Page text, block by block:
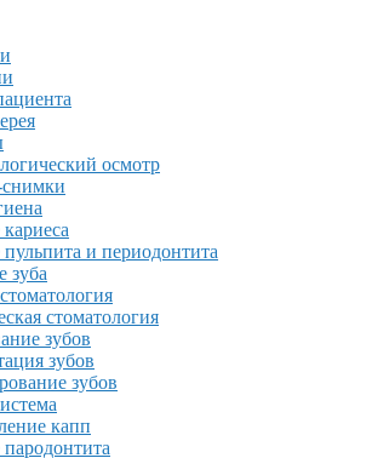
осмотр
снимки
и периодонтита
зуба
стоматология
зубов
зубов
зубов
капп